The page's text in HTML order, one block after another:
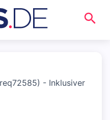
- Inklusiver